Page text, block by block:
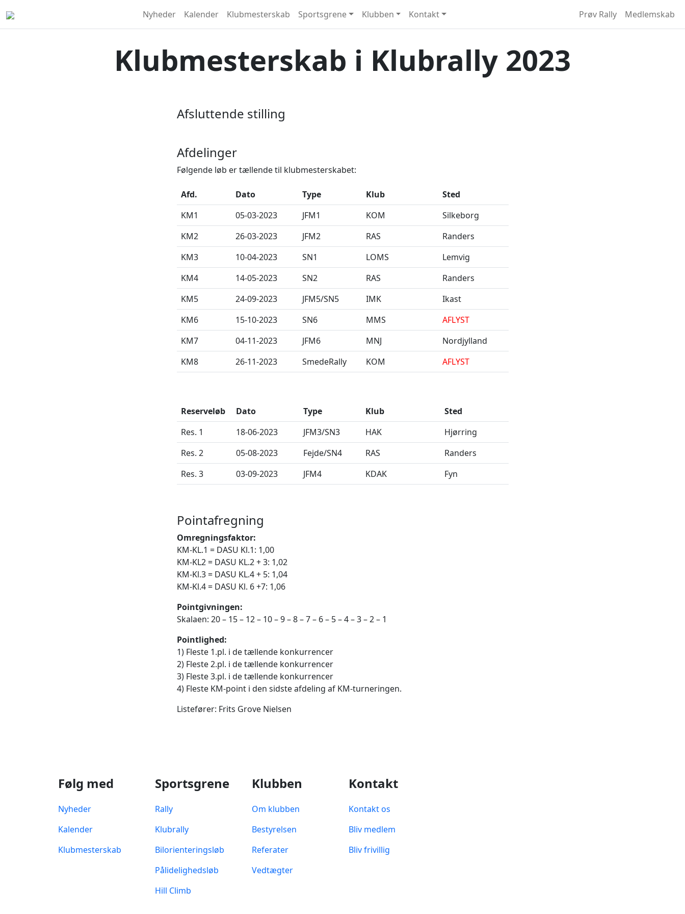
Nyheder Kalender Klubmesterskab Sportsgrene Klubben Kontakt Prøv Rally Medlemskab
Klubmesterskab i Klubrally 2023
Afsluttende stilling
Afdelinger
Følgende løb er tællende til klubmesterskabet:
Afd. Dato Type Klub
Sted
KM1
05-03-2023 JFM1 KOM
Silkeborg
KM2
26-03-2023 JFM2 RAS
Randers
KM3
10-04-2023 SN1 LOMS
Lemvig
KM4
14-05-2023 SN2 RAS
Randers
KM5
24-09-2023 JFM5/SN5 IMK
Ikast
KM6
15-10-2023 SN6 MMS
AFLYST
KM7
04-11-2023 JFM6 MNJ
Nordjylland
KM8
26-11-2023 SmedeRally KOM AFLYST
Reserveløb Dato Type Klub
Sted
Res. 1
18-06-2023 JFM3/SN3 HAK
Hjørring
Res. 2
05-08-2023 Fejde/SN4 RAS
Randers
Res. 3
03-09-2023 JFM4 KDAK Fyn
Pointafregning
Omregningsfaktor:
KM-KL.1 = DASU Kl.1: 1,00
KM-KL2 = DASU KL.2 + 3: 1,02
KM-Kl.3 = DASU KL.4 + 5: 1,04
KM-Kl.4 = DASU Kl. 6 +7: 1,06
Pointgivningen:
Skalaen: 20 – 15 – 12 – 10 – 9 – 8 – 7 – 6 – 5 – 4 – 3 – 2 – 1
Pointlighed:
1) Fleste 1.pl. i de tællende konkurrencer
2) Fleste 2.pl. i de tællende konkurrencer
3) Fleste 3.pl. i de tællende konkurrencer
4) Fleste KM-point i den sidste afdeling af KM-turneringen.
Listefører: Frits Grove Nielsen
Følg med
Nyheder
Kalender
Klubmesterskab
Sportsgrene
Rally
Klubrally
Bilorienteringsløb
Pålidelighedsløb
Hill Climb
Klubben
Om klubben
Bestyrelsen
Referater
Vedtægter
Kontakt
Kontakt os
Bliv medlem
Bliv frivillig